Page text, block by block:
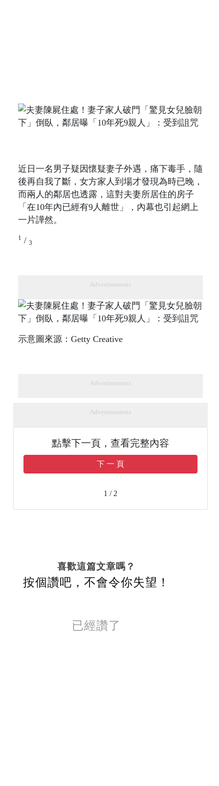
近日一名男子疑因懷疑妻子外遇，痛下毒手，隨
後再自我了斷，女方家人到場才發現為時已晚，
而兩人的鄰居也透露，這對夫妻所居住的房子
「在10年內已經有9人離世」，內幕也引起網上
一片譁然。
1 / 3
Advertisements
示意圖來源：Getty Creative
Advertisements
Advertisements
點擊下一頁，查看完整內容
下 一 頁
1 / 2
喜歡這篇文章嗎？
按個讚吧，不會令你失望！
已經讚了